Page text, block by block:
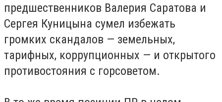
предшественников Валерия Саратова и
Сергея Куницына сумел избежать
громких скандалов — земельных,
тарифных, коррупционных — и открытого
противостояния с горсоветом.